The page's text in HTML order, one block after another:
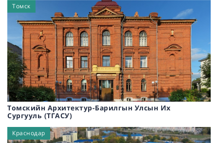
Томскийн Архитектур-Барилгын Улсын Их
Сургууль (ТГАСУ)
Томск
Краснодар